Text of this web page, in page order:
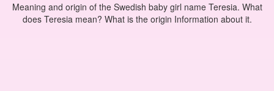
Meaning and origin of the Swedish baby girl name Teresia. What
does Teresia mean? What is the origin Information about it.